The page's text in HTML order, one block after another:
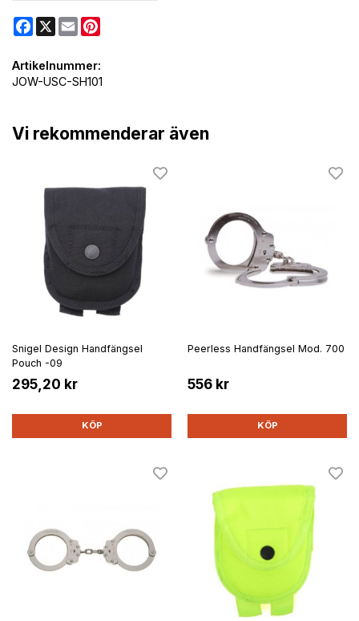
Facebook
X Email
Artikelnummer:
JOW-USC-SH101
Vi rekommenderar även
Snigel Design Handfängsel
Pouch -09
295,20 kr
KÖP
Peerless Handfängsel Mod. 700
556 kr
KÖP